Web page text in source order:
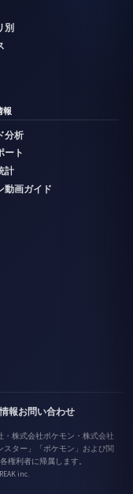
別
報
分析
ート
計
動画ガイド
報お問い合わせ
株式会社ポケモン・株式会社
ター」「ポケモン」および関
権利者に帰属します。
inc.